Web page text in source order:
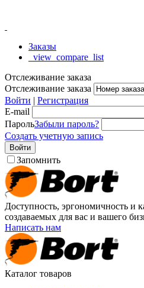
Заказы
_view_compare_list
Отслеживание заказа
Отслеживание заказа
Войти | Регистрация
E-mail
ПарольЗабыли пароль?
Создать учетную запись
Войти
Запомнить
Доступность, эргономичность и
создаваемых для вас и вашего
Написать нам
Каталог товаров